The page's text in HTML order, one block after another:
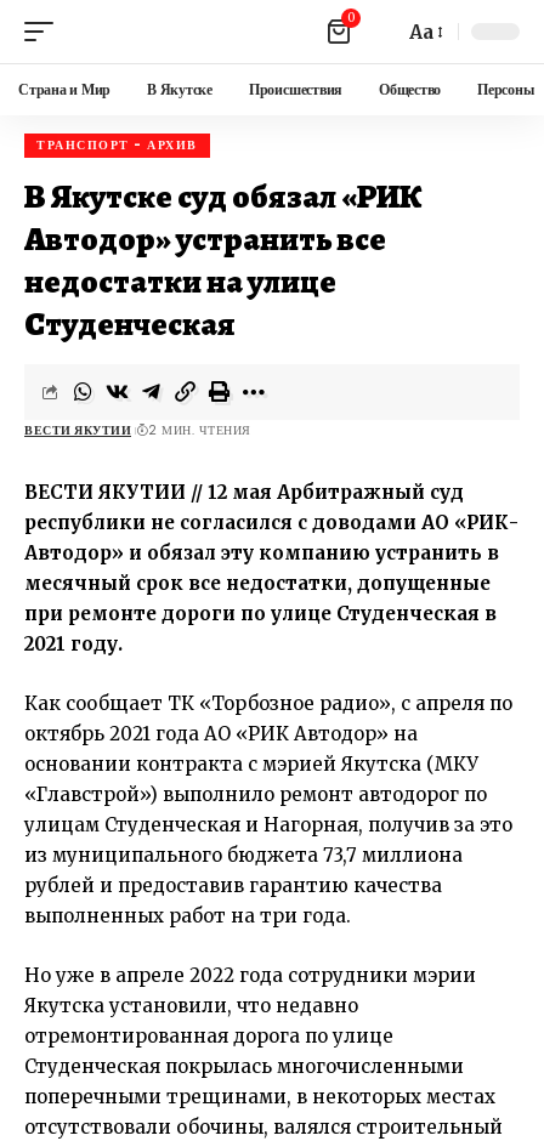
0
Aa
Страна и Мир В Якутске Происшествия Общество Персоны
ТРАНСПОРТ - АРХИВ
В Якутске суд обязал «РИК
Автодор» устранить все
недостатки на улице
Студенческая
ВЕСТИ ЯКУТИИ 2 МИН. ЧТЕНИЯ
ВЕСТИ ЯКУТИИ // 12 мая Арбитражный суд
республики не согласился с доводами АО «РИК-
Автодор» и обязал эту компанию устранить в
месячный срок все недостатки, допущенные
при ремонте дороги по улице Студенческая в
2021 году.
Как сообщает ТК «Торбозное радио», с апреля по
октябрь 2021 года АО «РИК Автодор» на
основании контракта с мэрией Якутска (МКУ
«Главстрой») выполнило ремонт автодорог по
улицам Студенческая и Нагорная, получив за это
из муниципального бюджета 73,7 миллиона
рублей и предоставив гарантию качества
выполненных работ на три года.
Но уже в апреле 2022 года сотрудники мэрии
Якутска установили, что недавно
отремонтированная дорога по улице
Студенческая покрылась многочисленными
поперечными трещинами, в некоторых местах
отсутствовали обочины, валялся строительный